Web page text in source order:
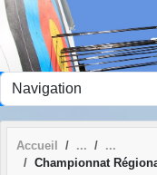
Accueil
Championnat
Panneau de gestion des